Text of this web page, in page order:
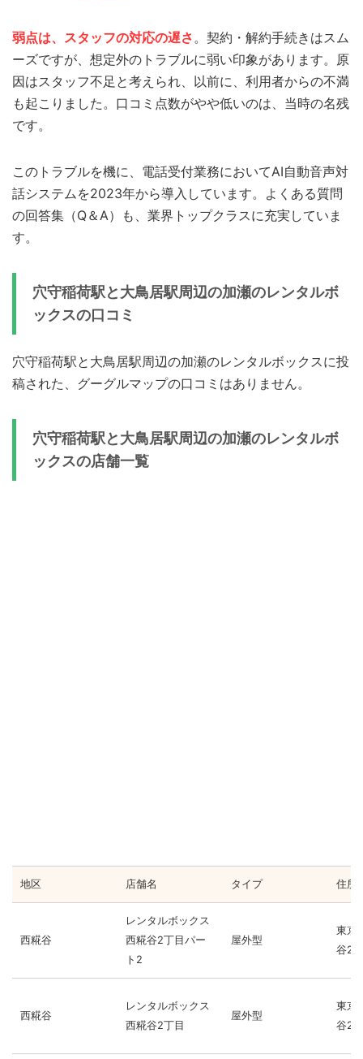
弱点は、スタッフの対応の遅さ 。契約・解約手続きはスム
ーズですが、想定外のトラブルに弱い印象があります。原
因はスタッフ不足と考えられ、以前に、利用者からの不満
も起こりました。口コミ点数がやや低いのは、当時の名残
です。
このトラブルを機に、電話受付業務においてAI自動音声対
話システムを2023年から導入しています。よくある質問
の回答集（Q＆A）も、業界トップクラスに充実していま
す。
穴守稲荷駅と大鳥居駅周辺の加瀬のレンタルボ
ックスの口コミ
穴守稲荷駅と大鳥居駅周辺の加瀬のレンタルボックスに投
稿された、グーグルマップの口コミはありません。
穴守稲荷駅と大鳥居駅周辺の加瀬のレンタルボ
ックスの店舗一覧
地区 店舗名 タイプ 住所
西糀谷
レンタルボックス
西糀谷2丁目パー
ト2
屋外型
東京
谷2-
西糀谷
レンタルボックス
西糀谷2丁目
屋外型
東京
谷2